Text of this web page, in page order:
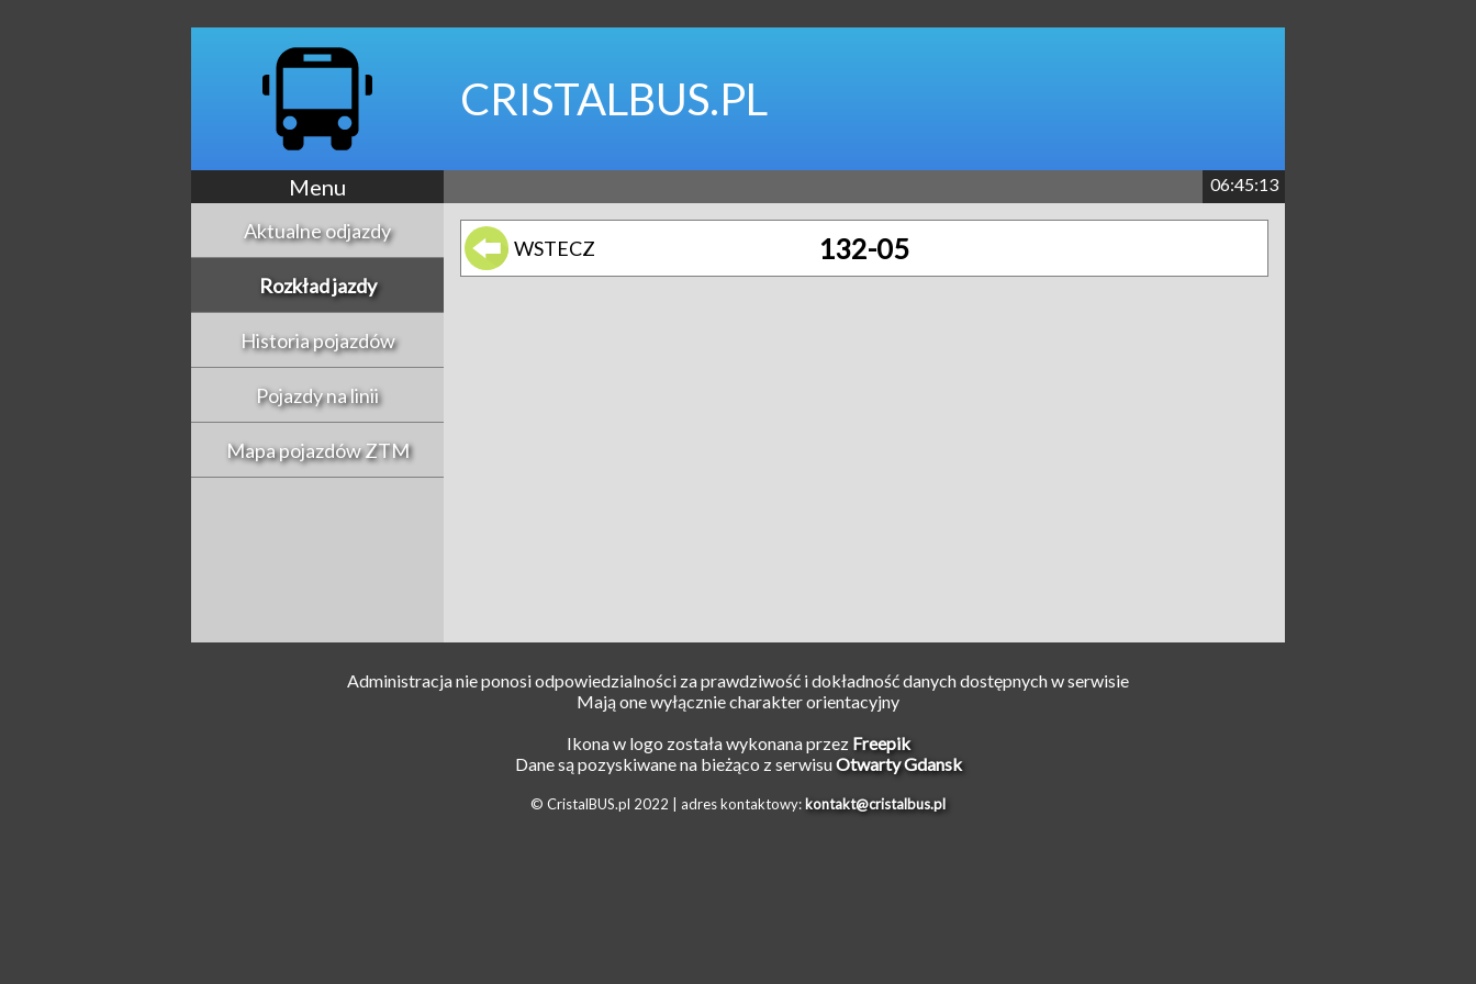
CRISTALBUS.PL
Menu 06:45:13
Aktualne odjazdy
Rozkład jazdy
Historia pojazdów
Pojazdy na linii
Mapa pojazdów ZTM
WSTECZ 132-05
Administracja nie ponosi odpowiedzialności za prawdziwość i dokładność danych dostępnych w serwisie
Mają one wyłącznie charakter orientacyjny
Ikona w logo została wykonana przez Freepik
Dane są pozyskiwane na bieżąco z serwisuOtwarty Gdansk
© CristalBUS.pl 2022 | adres kontaktowy: kontakt@cristalbus.pl